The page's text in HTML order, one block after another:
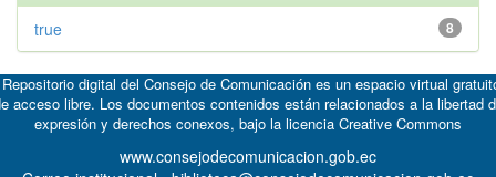
8
true
digital del Consejo de Comunicación es un espacio virtual
acceso libre. Los documentos contenidos están relacionados a la libertad
expresión y derechos conexos, bajo la licencia Creative Commons
www.consejodecomunicacion.gob.ec